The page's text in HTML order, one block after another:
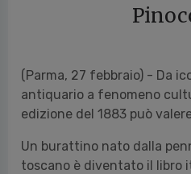
(Parma, 27 febbraio) - Da
antiquario a fenomeno
edizione del 1883 può
Un burattino nato dalla
toscano è diventato il libro